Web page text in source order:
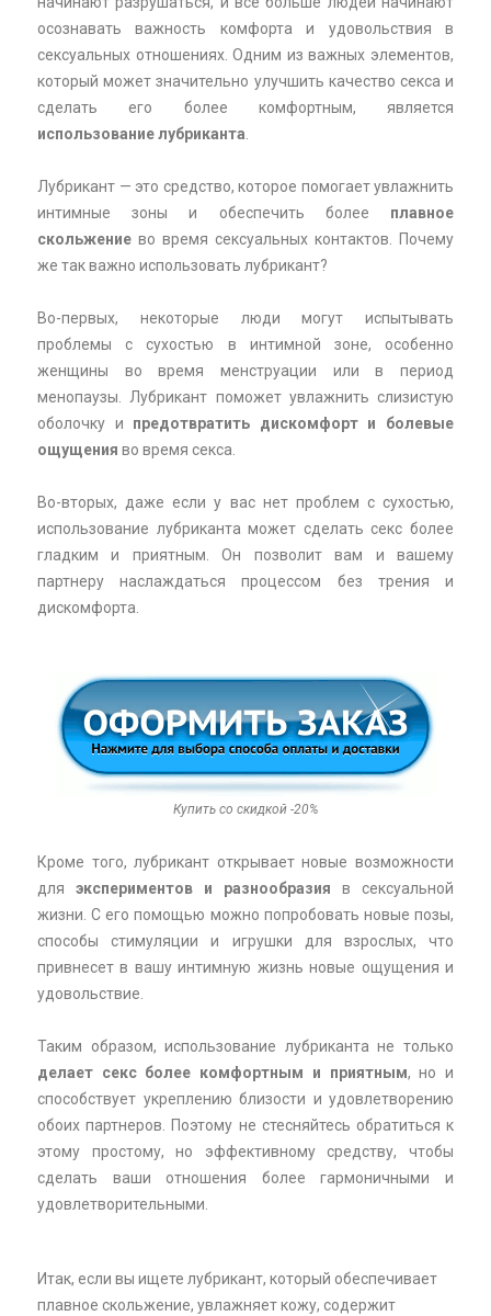
осознавать важность комфорта и удовольствия в
сексуальных отношениях. Одним из важных элементов,
который может значительно улучшить качество секса и
сделать его более комфортным, является
использование лубриканта
Лубрикант — это средство, которое помогает увлажнить
интимные зоны и обеспечить более плавное
скольжение во время сексуальных контактов. Почему
же так важно использовать лубрикант?
Во-первых, некоторые люди могут испытывать
проблемы с сухостью в интимной зоне, особенно
женщины во время менструации или в период
менопаузы. Лубрикант поможет увлажнить слизистую
оболочку и предотвратить дискомфорт и болевые
ощущения во время секса.
Во-вторых, даже если у вас нет проблем с сухостью,
использование лубриканта может сделать секс более
гладким и приятным. Он позволит вам и вашему
партнеру наслаждаться процессом без трения и
дискомфорта.
Купить со скидкой -20%
Кроме того, лубрикант открывает новые возможности
для экспериментов и разнообразия в сексуальной
жизни. С его помощью можно попробовать новые позы,
способы стимуляции и игрушки для взрослых, что
привнесет в вашу интимную жизнь новые ощущения и
удовольствие.
Таким образом, использование лубриканта не только
делает секс более комфортным и приятным, но и
способствует укреплению близости и удовлетворению
обоих партнеров. Поэтому не стесняйтесь обратиться к
этому простому, но эффективному средству, чтобы
сделать ваши отношения более гармоничными и
удовлетворительными.
Итак, если вы ищете лубрикант, который обеспечивает
плавное скольжение, увлажняет кожу, содержит